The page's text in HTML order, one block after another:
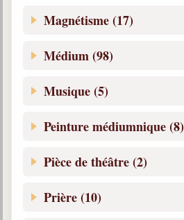
Magnétisme (17)
Médium (98)
Musique (5)
Peinture médiumnique (8)
Pièce de théâtre (2)
Prière (10)